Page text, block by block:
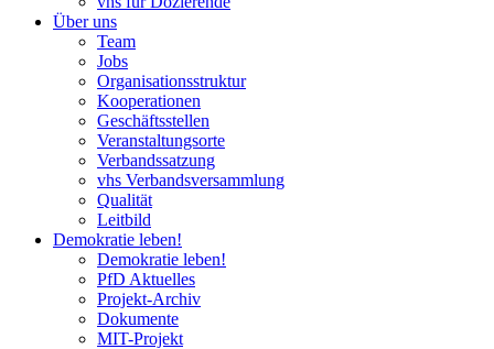
Über uns
Team
Jobs
Organisationsstruktur
Kooperationen
Geschäftsstellen
Veranstaltungsorte
Verbandssatzung
vhs Verbandsversammlung
Qualität
Leitbild
Demokratie leben!
Demokratie leben!
PfD Aktuelles
Projekt-Archiv
Dokumente
MIT-Projekt